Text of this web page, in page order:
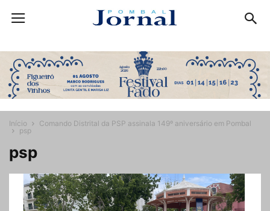
Início
Comando Distrital da PSP assinala 149º aniversário em Pombal
psp
psp